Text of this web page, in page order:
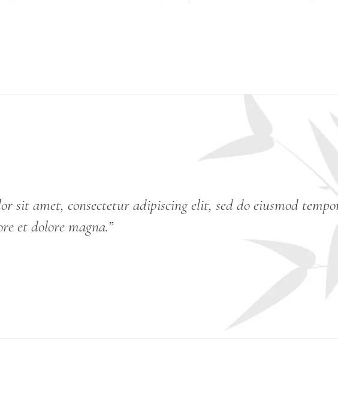
sit amet, consectetur adipiscing elit, sed do eiusmod
et dolore magna.”